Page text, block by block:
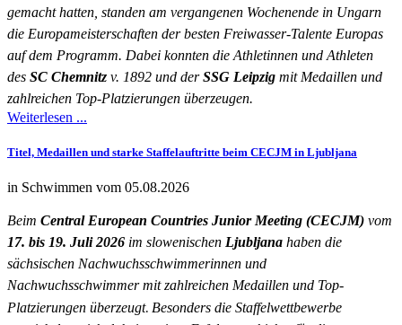
gemacht hatten, standen am vergangenen Wochenende in Ungarn
die Europameisterschaften der besten Freiwasser-Talente Europas
auf dem Programm. Dabei konnten die Athletinnen und Athleten
des SC Chemnitz v. 1892 und derSSG Leipzig mit Medaillen und
zahlreichen Top-Platzierungen überzeugen.
Weiterlesen ...
Titel, Medaillen und starke Staffelauftritte beim CECJM in Ljubljana
in Schwimmen vom 05.08.2026
Beim Central European Countries Junior Meeting (CECJM) vom
17. bis 19. Juli 2026 im slowenischen Ljubljana haben die
sächsischen Nachwuchsschwimmerinnen und
Nachwuchsschwimmer mit zahlreichen Medaillen und Top-
Platzierungen überzeugt. Besonders die Staffelwettbewerbe